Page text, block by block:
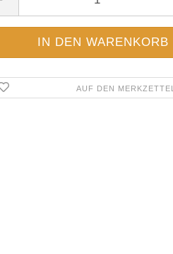
AUF DEN MERKZETTEL